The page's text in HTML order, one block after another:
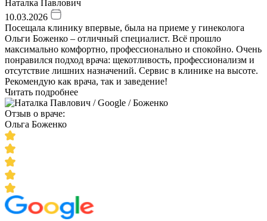
Наталка Павлович
10.03.2026
Посещала клинику впервые, была на приеме у гинеколога
Ольги Боженко – отличный специалист. Всё прошло
максимально комфортно, профессионально и спокойно. Очень
понравился подход врача: щекотливость, профессионализм и
отсутствие лишних назначений. Сервис в клинике на высоте.
Рекомендую как врача, так и заведение!
Читать подробнее
Отзыв о враче:
Ольга Боженко